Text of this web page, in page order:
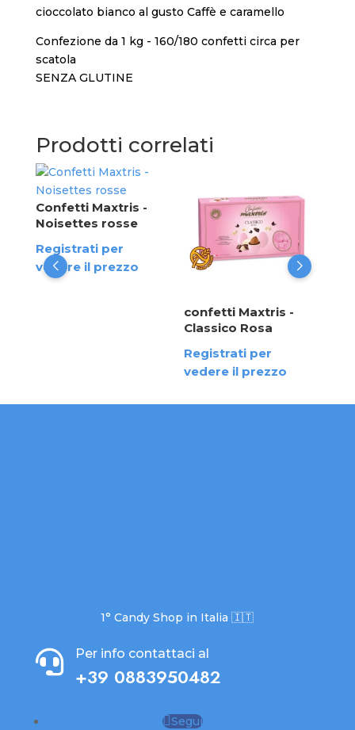
cioccolato bianco al gusto Caffè e caramello
Confezione da 1 kg - 160/180 confetti circa per
scatola
SENZA GLUTINE
Prodotti correlati
Confetti Maxtris -
Noisettes rosse
Registrati per
vedere il prezzo
confetti Maxtris -
Classico Rosa
Registrati per
vedere il prezzo
1° Candy Shop in Italia 🇮🇹
 Per info contattaci al
+39 0883950482
Segui